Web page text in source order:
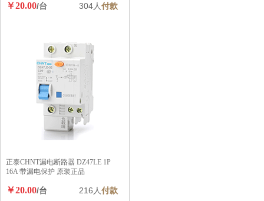
￥20.00/台 304人付款
正泰CHNT漏电断路器 DZ47LE 1P
16A 带漏电保护 原装正品
￥20.00/台 216人付款